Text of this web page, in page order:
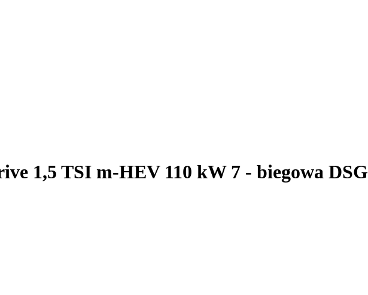
1,5 TSI m-HEV 110 kW 7 - biegowa DSG